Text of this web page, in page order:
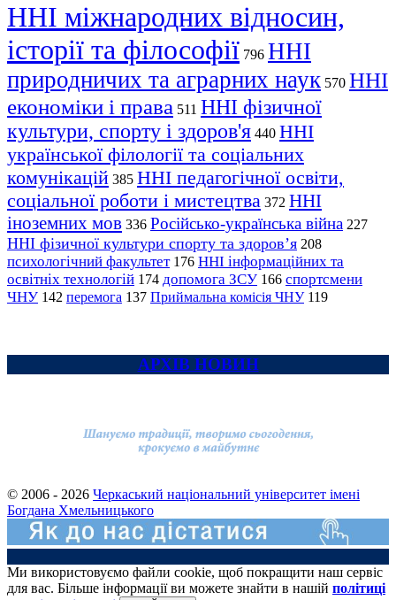
ННІ міжнародних відносин,
історії та філософії 796 ННІ
природничих та аграрних наук 570 ННІ
економіки і права 511 ННІ фізичної
культури, спорту і здоров'я 440 ННІ
української філології та соціальних
комунікацій 385 ННІ педагогічної освіти,
соціальної роботи і мистецтва 372 ННІ
іноземних мов 336 Російсько-українська війна 227
ННІ фізичної культури спорту та здоров’я 208
психологічний факультет 176 ННІ інформаційних та
освітніх технологій 174 допомога ЗСУ 166 спортсмени
ЧНУ 142 перемога 137 Приймальна комісія ЧНУ 119
АРХІВ НОВИН
© 2006 - 2026 Черкаський національний університет імені
Богдана Хмельницького
Ми використовуємо файли cookie, щоб покращити наш сервіс
для вас. Більше інформації ви можете знайти в нашій політиці